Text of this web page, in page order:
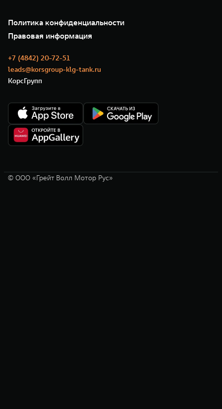
Сервис
Нулевое ТО
Моторные масла
GWM ТЕХ ДЕНЬ
Новости
Политика конфиденциальности
Правовая информация
+7 (4842) 20-72-51
leads@korsgroup-klg-tank.ru
КорсГрупп
© ООО «Грейт Волл Мотор Рус»